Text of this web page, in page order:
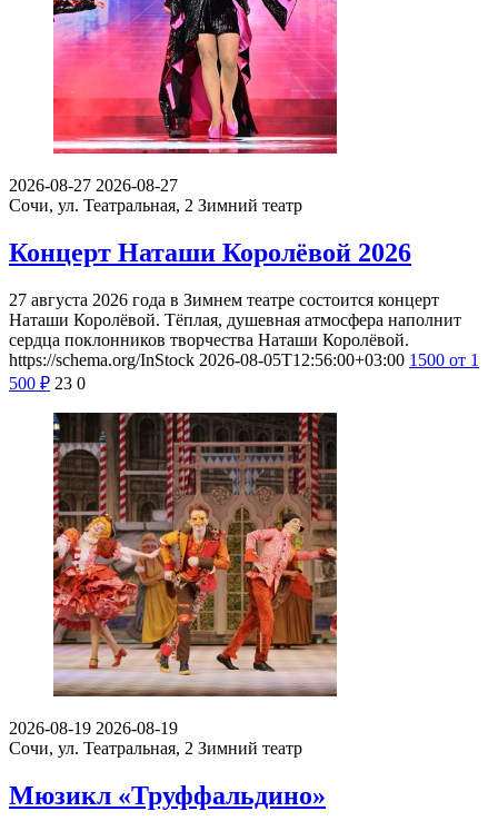
2026-08-27 2026-08-27
Сочи, ул. Театральная, 2 Зимний театр
Концерт Наташи Королёвой 2026
27 августа 2026 года в Зимнем театре состоится концерт
Наташи Королёвой. Тёплая, душевная атмосфера наполнит
сердца поклонников творчества Наташи Королёвой.
https://schema.org/InStock 2026-08-05T12:56:00+03:00 1500 от 1
500 ₽ 23 0
2026-08-19 2026-08-19
Сочи, ул. Театральная, 2 Зимний театр
Мюзикл «Труффальдино»